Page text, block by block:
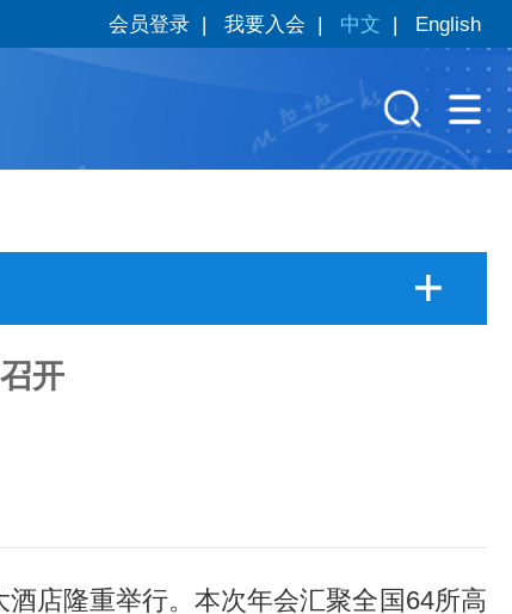
会员登录 |我要入会 | 中文 | English
开
店隆重举行。本次年会汇聚全国64所高